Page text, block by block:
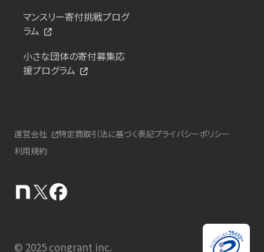
マンスリー寄付挑戦プログ
ラム
小さな団体の寄付募集応
援プログラム
運営会社 特定商取引法に基づく表記プライバシーポリシー
利用規約
© 2025 congrant inc.